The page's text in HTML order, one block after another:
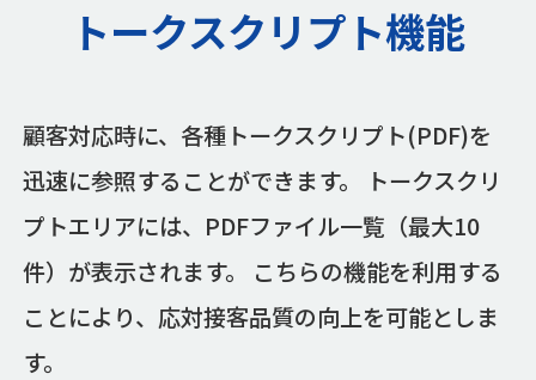
トークスクリプト機能
顧客対応時に、各種トークスクリプト(PDF)を
迅速に参照することができます。 トークスクリ
プトエリアには、PDFファイル一覧（最大10
件）が表示されます。 こちらの機能を利用する
ことにより、応対接客品質の向上を可能としま
す。